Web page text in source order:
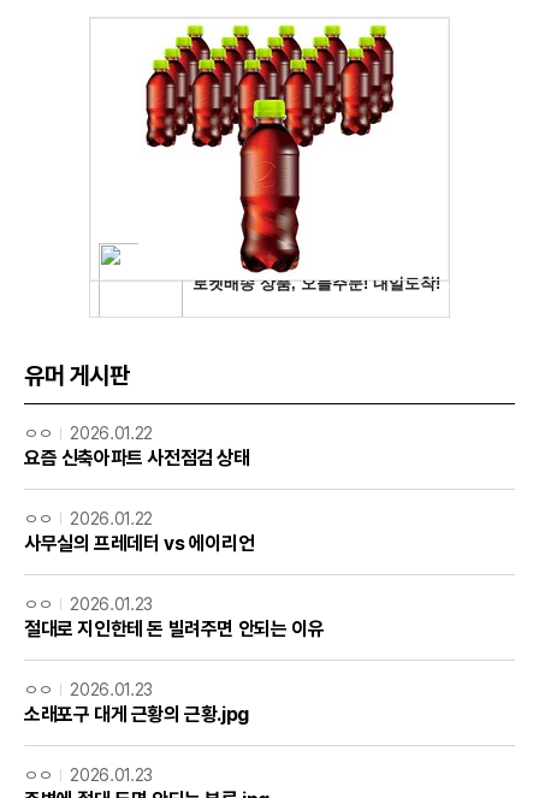
유머 게시판
ㅇㅇ 2026.01.22
요즘 신축아파트 사전점검 상태
ㅇㅇ 2026.01.22
사무실의 프레데터 vs 에이리언
ㅇㅇ 2026.01.23
절대로 지인한테 돈 빌려주면 안되는 이유
ㅇㅇ 2026.01.23
소래포구 대게 근황의 근황.jpg
ㅇㅇ 2026.01.23